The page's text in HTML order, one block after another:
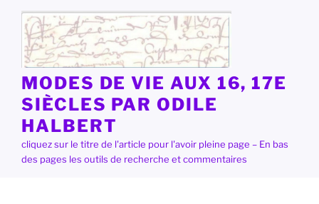
contenu
principal
MODES DE VIE AUX 16, 17E
SIÈCLES PAR ODILE
HALBERT
cliquez sur le titre de l'article pour l'avoir pleine page – En bas
des pages les outils de recherche et commentaires